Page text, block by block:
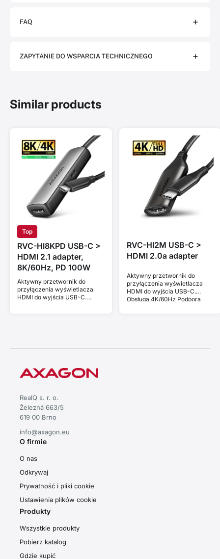
FAQ
ZAPYTANIE DO WSPARCIA TECHNICZNEGO
Similar products
Top
RVC-HI8KPD USB-C >
HDMI 2.1 adapter,
8K/60Hz, PD 100W
Aktywny przetwornik do
przyłączenia wyświetlacza
HDMI do wyjścia USB-C.
RVC-HI2M USB-C >
HDMI 2.0a adapter
Aktywny przetwornik do
przyłączenia wyświetlacza
HDMI do wyjścia USB-C.
Obsługa 4K/60Hz Podpora
RealQ s. r. o.
Železná 663/5
619 00 Brno
info@axagon.eu
O firmie
O nas
Odkrywaj
Prywatność i pliki cookie
Ustawienia plików cookie
Produkty
Wszystkie produkty
Pobierz katalog
Gdzie kupić